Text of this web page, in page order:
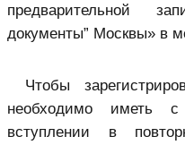
предварительной
документы” Москвы» в
Чтобы
необходимо иметь
вступлении в